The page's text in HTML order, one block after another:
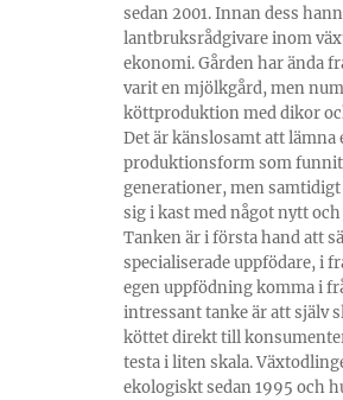
sedan 2001. Innan dess
lantbruksrådgivare inom
ekonomi. Gården har ända
varit en mjölkgård, men
köttproduktion med dikor
Det är känslosamt att lämna
produktionsform som
generationer, men samtidigt
sig i kast med något nytt
Tanken är i första hand att
specialiserade uppfödare, i
egen uppfödning komma i
intressant tanke är att själv
köttet direkt till
testa i liten skala.
ekologiskt sedan 1995 och